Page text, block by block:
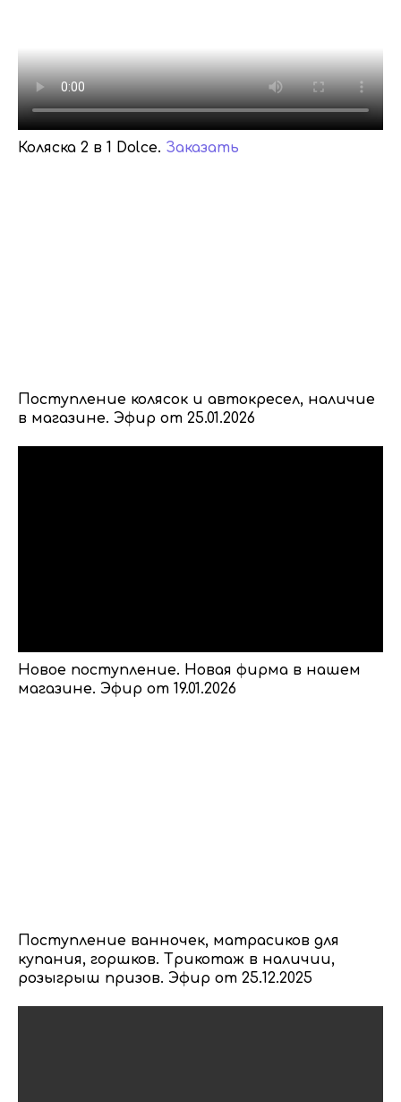
Коляска 2 в 1 Dolce. Заказать
Поступление колясок и автокресел, наличие
в магазине. Эфир от 25.01.2026
Новое поступление. Новая фирма в нашем
магазине. Эфир от 19.01.2026
Поступление ванночек, матрасиков для
купания, горшков. Трикотаж в наличии,
розыгрыш призов. Эфир от 25.12.2025